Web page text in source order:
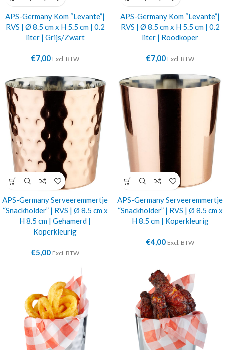
APS-Germany Kom “Levante”|
RVS | Ø 8.5 cm x H 5.5 cm | 0.2
liter | Grijs/Zwart
€7,00 Excl. BTW
APS-Germany Kom “Levante”|
RVS | Ø 8.5 cm x H 5.5 cm | 0.2
liter | Roodkoper
€7,00 Excl. BTW
APS-Germany Serveeremmertje
“Snackholder” | RVS | Ø 8.5 cm x
H 8.5 cm | Gehamerd |
Koperkleurig
€5,00 Excl. BTW
APS-Germany Serveeremmertje
“Snackholder” | RVS | Ø 8.5 cm x
H 8.5 cm | Koperkleurig
€4,00 Excl. BTW